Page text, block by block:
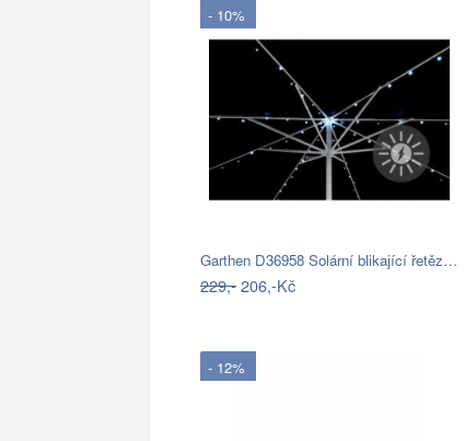
- 10%
Garthen D36958 Solární blikající řetěz…
229,-206,-Kč
- 12%